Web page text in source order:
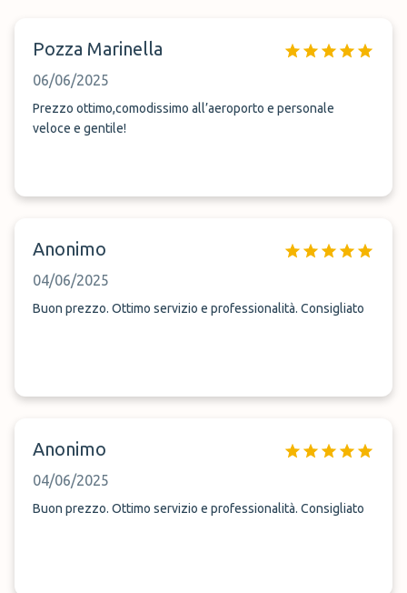
Pozza Marinella
06/06/2025
Prezzo ottimo,comodissimo all’aeroporto e personale
veloce e gentile!
Anonimo
04/06/2025
Buon prezzo. Ottimo servizio e professionalità. Consigliato
Anonimo
04/06/2025
Buon prezzo. Ottimo servizio e professionalità. Consigliato